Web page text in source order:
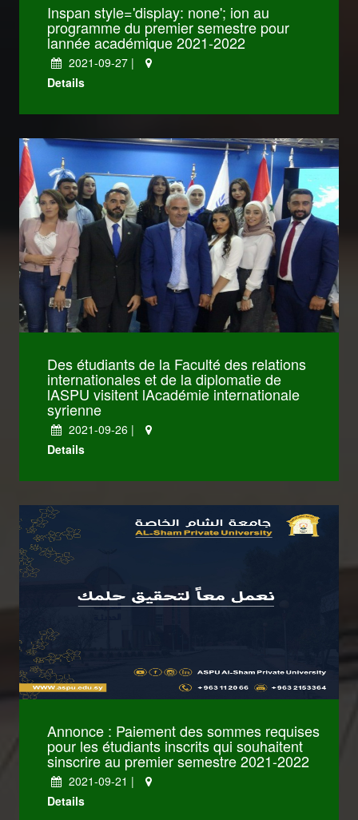
كليات Dentistry
كليات Medicine
Engineering
كليات Law
كليات Administrative
Inspan style='display: none'; ion au
programme du premier semestre pour
lannée académique 2021-2022
2021-09-27 |
Details
Des étudiants de la Faculté des relations
internationales et de la diplomatie de
lASPU visitent lAcadémie internationale
syrienne
2021-09-26 |
Details
Annonce : Paiement des sommes requises
pour les étudiants inscrits qui souhaitent
sinscrire au premier semestre 2021-2022
2021-09-21 |
Details